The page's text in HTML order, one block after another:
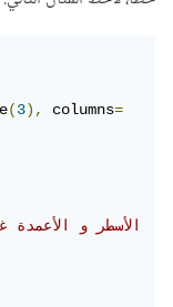
(3), columns=